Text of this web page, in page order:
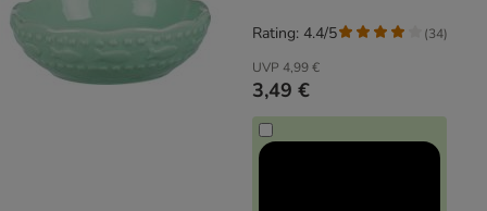
UVP 4,99 €
3,49 €
Rating: 4.4/5 (34)